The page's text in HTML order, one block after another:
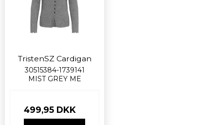
TristenSZ Cardigan
30515384-1739141
MIST GREY ME
499,95 DKK